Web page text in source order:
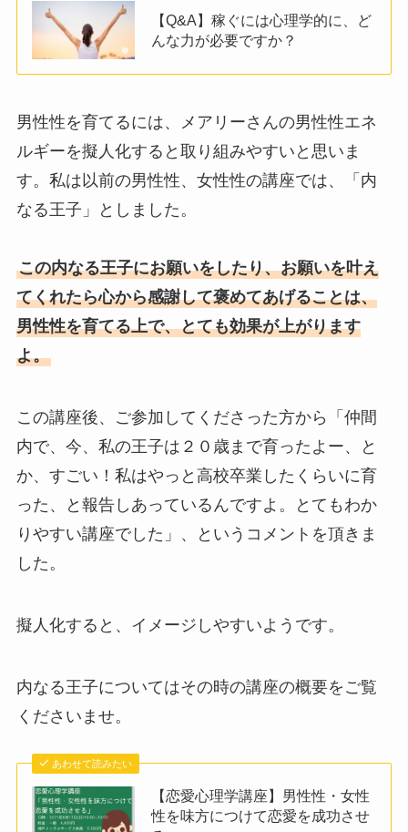
【Q&A】稼ぐには心理学的に、ど
んな力が必要ですか？
男性性を育てるには、メアリーさんの男性性エネ
ルギーを擬人化すると取り組みやすいと思いま
す。私は以前の男性性、女性性の講座では、「内
なる王子」としました。
この内なる王子にお願いをしたり、お願いを叶え
てくれたら心から感謝して褒めてあげることは、
男性性を育てる上で、とても効果が上がります
よ。
この講座後、ご参加してくださった方から「仲間
内で、今、私の王子は２０歳まで育ったよー、と
か、すごい！私はやっと高校卒業したくらいに育
った、と報告しあっているんですよ。とてもわか
りやすい講座でした」、というコメントを頂きま
した。
擬人化すると、イメージしやすいようです。
内なる王子についてはその時の講座の概要をご覧
くださいませ。
あわせて読みたい
【恋愛心理学講座】男性性・女性
性を味方につけて恋愛を成功させ